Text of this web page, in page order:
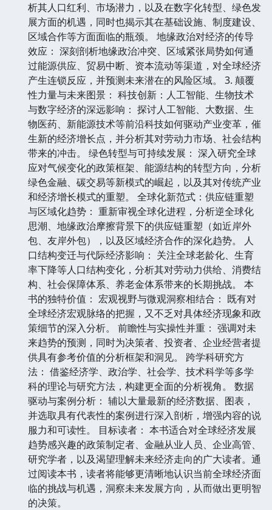
析其人口红利、市场潜力，以及在数字化转型、绿色发
展方面的机遇，同时也揭示其在基础设施、制度建设、
区域合作等方面面临的瓶颈。 地缘政治对经济的传导
效应： 深刻剖析地缘政治冲突、区域紧张局势如何通
过能源供应、贸易中断、资本流动等渠道，对全球经济
产生连锁反应，并预测未来潜在的风险区域。 3. 颠覆
性力量与未来图景： 科技创新：人工智能、生物技术
与数字经济的深远影响： 探讨人工智能、大数据、生
物医药、新能源技术等前沿科技如何驱动产业变革，催
生新的经济增长点，并分析其对劳动力市场、社会结构
带来的冲击。 绿色转型与可持续发展： 深入研究全球
应对气候变化的政策框架、能源结构的转型方向，分析
绿色金融、碳交易等新模式的崛起，以及其对传统产业
和经济增长模式的重塑。 全球化新范式：供应链重塑
与区域化趋势： 重新审视全球化进程，分析逆全球化
思潮、地缘政治摩擦背景下的供应链重塑（如近岸外
包、友岸外包），以及区域经济合作的深化趋势。 人
口结构变迁与代际经济影响： 关注全球老龄化、生育
率下降等人口结构变化，分析其对劳动力供给、消费结
构、社会保障体系、养老金体系带来的长期挑战。 本
书的独特价值： 宏观视野与微观洞察相结合： 既有对
全球经济宏观脉络的把握，又不乏对具体经济现象和政
策细节的深入分析。 前瞻性与实操性并重： 强调对未
来趋势的预测，同时为决策者、投资者、企业经营者提
供具有参考价值的分析框架和洞见。 跨学科研究方
法： 借鉴经济学、政治学、社会学、技术科学等多学
科的理论与研究方法，构建更全面的分析视角。 数据
驱动与案例分析： 辅以大量最新的经济数据、图表，
并选取具有代表性的案例进行深入剖析，增强内容的说
服力和可读性。 目标读者： 本书适合对全球经济发展
趋势感兴趣的政策制定者、金融从业人员、企业高管、
研究学者，以及渴望理解未来经济走向的广大读者。通
过阅读本书，读者将能够更清晰地认识当前全球经济面
临的挑战与机遇，洞察未来发展方向，从而做出更明智
的决策。